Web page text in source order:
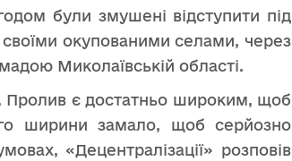
були змушені відступити під
своїми окупованими селами, через
Миколаївській області.
Пролив є достатньо широким, щоб
ширини замало, щоб серйозно
«Децентралізації» розповів